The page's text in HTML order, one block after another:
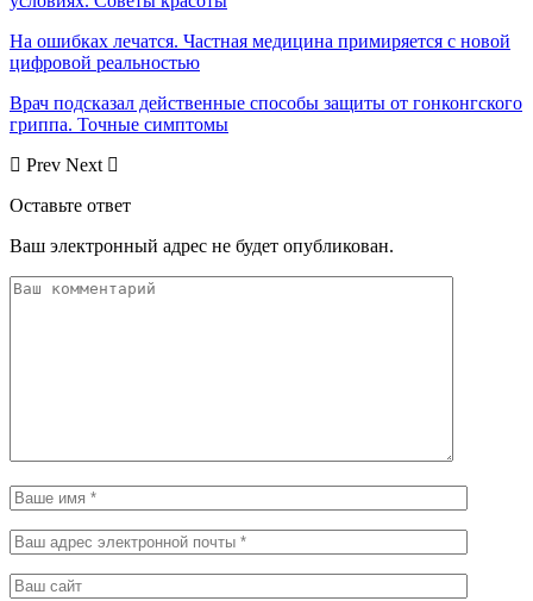
На ошибках лечатся. Частная медицина примиряется с новой
цифровой реальностью
Врач подсказал действенные способы защиты от гонконгского
гриппа. Точные симптомы
Prev Next
Оставьте ответ
Ваш электронный адрес не будет опубликован.